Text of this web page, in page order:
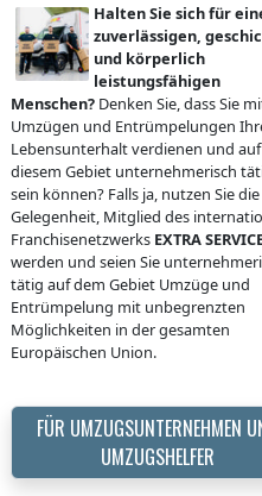
Halten Sie sich für
zuverlässigen,
und körperlich
leistungsfähigen
Menschen? Denken Sie, dass Sie
Umzügen und Entrümpelungen
Lebensunterhalt verdienen und auf
diesem Gebiet unternehmerisch
sein können? Falls ja, nutzen Sie die
Gelegenheit, Mitglied des
Franchisenetzwerks EXTRA
werden und seien Sie
tätig auf dem Gebiet Umzüge und
Entrümpelung mit unbegrenzten
Möglichkeiten in der gesamten
Europäischen Union.
FÜR UMZUGSUNTERNEHMEN
UMZUGSHELFER